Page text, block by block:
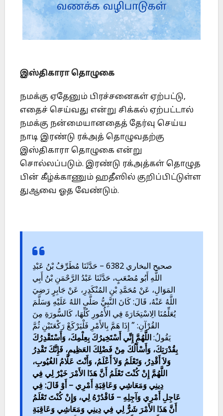
இஸ்திகாரா தொழுகை
நமக்கு ஏதேனும் பிரச்சனைகள் ஏற்பட்டு,
எதைச் செய்வது என்று சிக்கல் ஏற்பட்டால்
நமக்கு நன்மையானதைத் தேர்வு செய்ய
நாடி இரண்டு ரக்அத் தொழுவதற்கு
இஸ்திகாரா தொழுகை என்று
சொல்லப்படும். இரண்டு ரக்அத்கள் தொழுத
பின் கீழ்க்காணும் ஹதீஸில் குறிப்பிட்டுள்ள
துஆவை ஓத வேண்டும்.
صحيح البخاري 6382 – حَدَّثَنَا مُطَرِّفُ بْنُ عَبْدِ
اللَّهِ أَبُو مُصْعَبٍ، حَدَّثَنَا عَبْدُ الرَّحْمَنِ بْنُ أَبِي
المَوَالِ، عَنْ مُحَمَّدِ بْنِ المُنْكَدِرِ، عَنْ جَابِرٍ رَضِيَ
اللَّهُ عَنْهُ، قَالَ: كَانَ النَّبِيُّ صَلَّى اللهُ عَلَيْهِ وَسَلَّمَ
يُعَلِّمُنَا الِاسْتِخَارَةَ فِي الأُمُورِ كُلِّهَا، كَالسُّورَةِ مِنَ
القُرْآنِ: ” إِذَا هَمَّ بِالأَمْرِ فَلْيَرْكَعْ رَكْعَتَيْنِ ثُمَّ
يَقُولُ: اللَّهُمَّ إِنِّي أَسْتَخِيرُكَ بِعِلْمِكَ، وَأَسْتَقْدِرُكَ
بِقُدْرَتِكَ، وَأَسْأَلُكَ مِنْ فَضْلِكَ العَظِيمِ، فَإِنَّكَ تَقْدِرُ
وَلاَ أَقْدِرُ، وَتَعْلَمُ وَلاَ أَعْلَمُ، وَأَنْتَ عَلَّامُ الغُيُوبِ،
اللَّهُمَّ إِنْ كُنْتَ تَعْلَمُ أَنَّ هَذَا الأَمْرَ خَيْرٌ لِي فِي
دِينِي وَمَعَاشِي وَعَاقِبَةِ أَمْرِي – أَوْ قَالَ: فِي
عَاجِلِ أَمْرِي وَآجِلِهِ – فَاقْدُرْهُ لِي، وَإِنْ كُنْتَ تَعْلَمُ
أَنَّ هَذَا الأَمْرَ شَرٌّ لِي فِي دِينِي وَمَعَاشِي وَعَاقِبَةِ